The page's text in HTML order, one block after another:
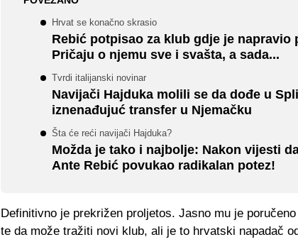
Hrvat se konačno skrasio
Rebić potpisao za klub gdje je napravio
Pričaju o njemu sve i svašta, a sada...
Tvrdi italijanski novinar
Navijači Hajduka molili se da dođe u
iznenađujuć transfer u Njemačku
Šta će reći navijači Hajduka?
Možda je tako i najbolje: Nakon vijesti
Ante Rebić povukao radikalan potez!
Definitivno je prekrižen proljetos. Jasno mu je
te da može tražiti novi klub, ali je to hrvatski napadač